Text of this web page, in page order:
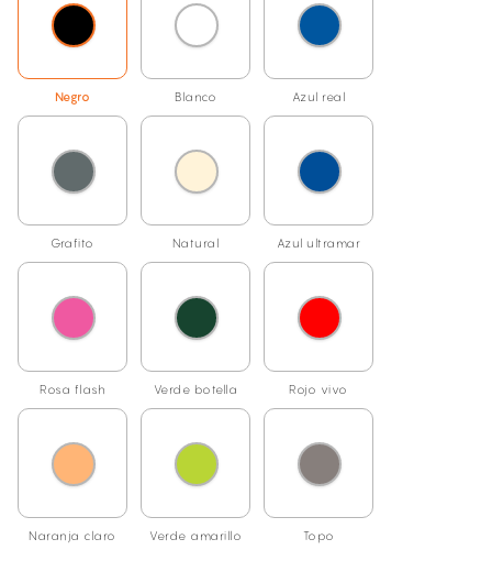
Negro Blanco Azul real
Grafito Natural Azul ultramar
Rosa flash Verde botella Rojo vivo
Naranja claro Verde amarillo Topo